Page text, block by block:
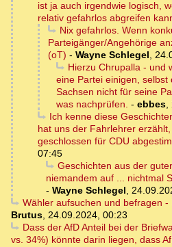
ist ja auch irgendwie logisch,
relativ gefahrlos abgreifen
Nix gefahrlos. Wenn
Parteigänger/Angehörige
(oT) - Wayne Schlegel,
Hierzu Chrupalla - und
eine Partei einigen,
Sachsen nicht für seine
was nachprüfen. - ebbes,
Ich kenne diese
hat uns der Fahrlehrer
geschlossen für CDU
07:45
Geschichten aus der
niemandem auf ... nichtmal
- Wayne Schlegel,
Wähler aufsuchen und befragen -
Brutus, 24.09.2024, 00:23
Dass der AfD Anteil bei der
vs. 34%) könnte darin liegen, dass